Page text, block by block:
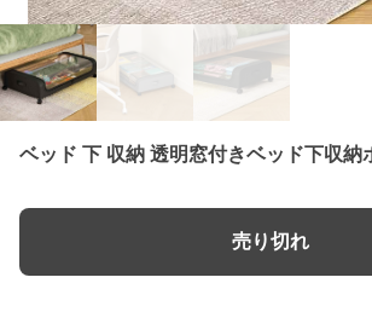
ベッド 下 収納 透明窓付きベッド下収納
売り切れ